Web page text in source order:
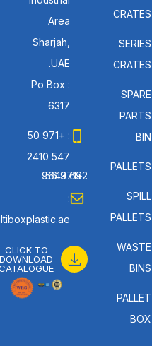
CRATES
SERIES
CRATES
SPARE
PARTS
BIN
PALLETS
SPILL
PALLETS
WASTE
BINS
PALLET
BOX
Area
Sharjah,
UAE.
Po Box :
6317
: +971 50
547 2410
: +971 56 692 9643
:
CLICK TO
DOWNLOAD